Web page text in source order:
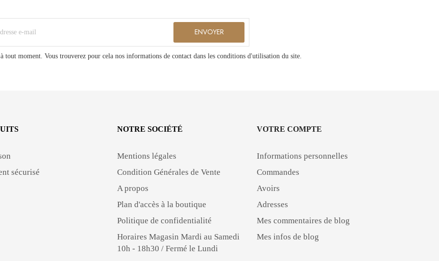
tout moment. Vous trouverez pour cela nos informations de contact dans les conditions d'utilisation du site.
sécurisé
NOTRE SOCIÉTÉ
Mentions légales
Condition Générales de Vente
A propos
Plan d'accès à la boutique
Politique de confidentialité
Horaires Magasin Mardi au Samedi
10h - 18h30 / Fermé le Lundi
VOTRE COMPTE
Informations personnelles
Commandes
Avoirs
Adresses
Mes commentaires de blog
Mes infos de blog